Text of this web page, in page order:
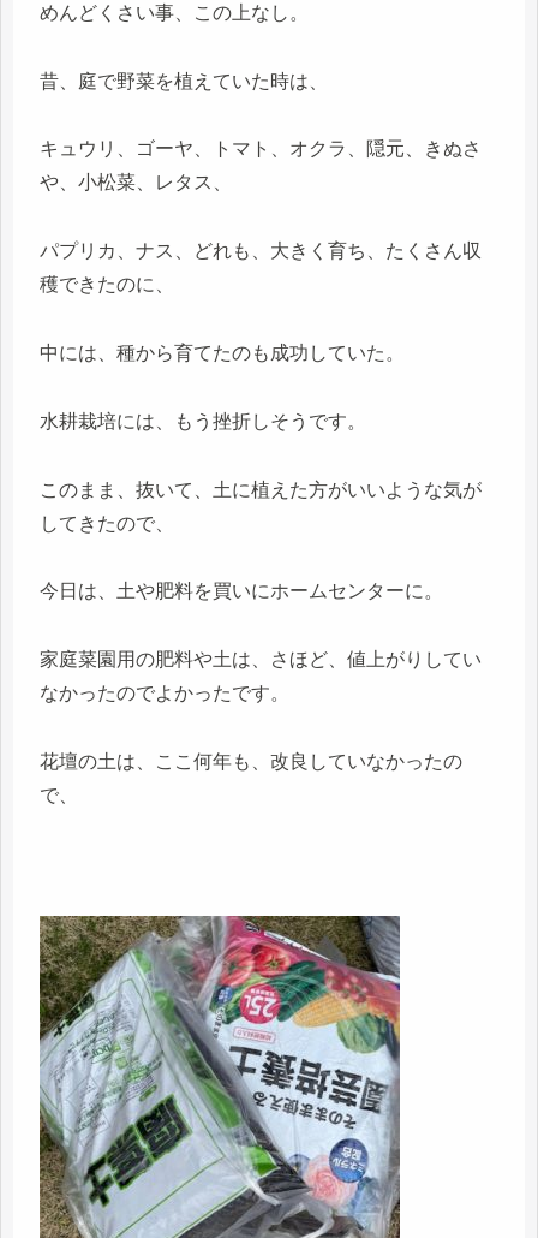
めんどくさい事、この上なし。
昔、庭で野菜を植えていた時は、
キュウリ、ゴーヤ、トマト、オクラ、隠元、きぬさ
や、小松菜、レタス、
パプリカ、ナス、どれも、大きく育ち、たくさん収
穫できたのに、
中には、種から育てたのも成功していた。
水耕栽培には、もう挫折しそうです。
このまま、抜いて、土に植えた方がいいような気が
してきたので、
今日は、土や肥料を買いにホームセンターに。
家庭菜園用の肥料や土は、さほど、値上がりしてい
なかったのでよかったです。
花壇の土は、ここ何年も、改良していなかったの
で、